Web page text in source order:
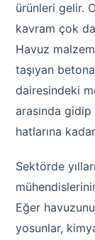
Alkalinite
Ayak
e Pool Expert
Havuz
Kalsiyum
Havuz
Bahçe Süs
Ayak Havuzu
ürünleri gelir.
kavram çok
Havuz
taşıyan
dairesindeki
arasında
hatlarına
Sektörde
Eğer
yosunlar,